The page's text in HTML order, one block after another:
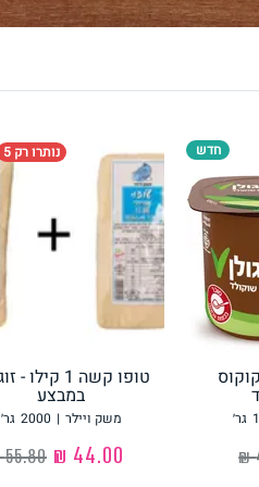
פירות וירקות
על האש
חדש
גר׳
נותרו רק 5
במבצע
2000 גר׳ | משק ויילר
‏55.80 ₪